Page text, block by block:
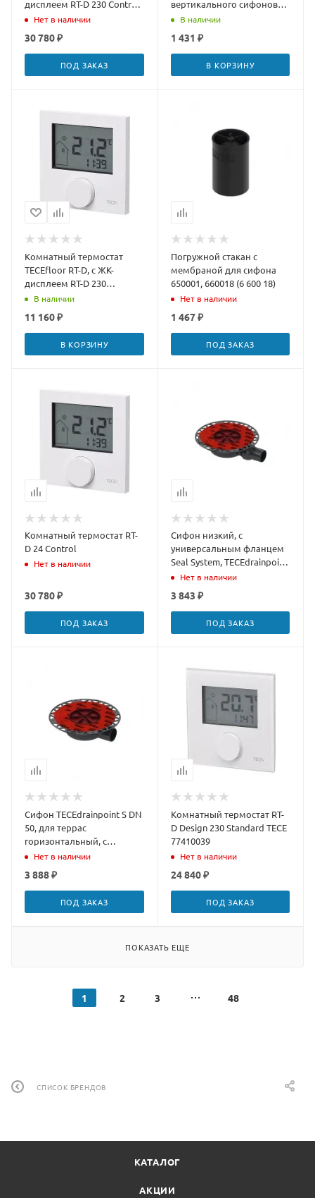
дисплеем RT-D 230 Control,
77410035
Нет в наличии
30 780 ₽
ПОД ЗАКАЗ
вертикального сифонов
(650002 и 650003)
В наличии
1 431 ₽
В КОРЗИНУ
Комнатный термостат
TECEfloor RT-D, с ЖК-
дисплеем RT-D 230
Standart, 77410034
В наличии
11 160 ₽
В КОРЗИНУ
Погружной стакан с
мембраной для сифона
650001, 660018 (6 600 18)
Нет в наличии
1 467 ₽
ПОД ЗАКАЗ
Комнатный термостат RT-
D 24 Control
Нет в наличии
30 780 ₽
ПОД ЗАКАЗ
Сифон низкий, с
универсальным фланцем
Seal System, TECEdrainpoint
S DN 50, 3601400
Нет в наличии
3 843 ₽
ПОД ЗАКАЗ
Сифон TECEdrainpoint S DN
50, для террас
горизонтальный, с
универсальным фланцем
Нет в наличии
3 888 ₽
ПОД ЗАКАЗ
Комнатный термостат RT-
D Design 230 Standard TECE
77410039
Нет в наличии
24 840 ₽
ПОД ЗАКАЗ
ПОКАЗАТЬ ЕЩЕ
1 2 3 48
СПИСОК БРЕНДОВ
КАТАЛОГ
АКЦИИ